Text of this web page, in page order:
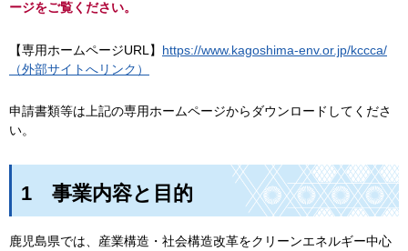
ージをご覧ください。
【専用ホームページURL】 https://www.kagoshima-env.or.jp/kccca/
（外部サイトへリンク）
申請書類等は上記の専用ホームページからダウンロードしてくださ
い。
1 事業内容と目的
鹿児島県では、産業構造・社会構造改革をクリーンエネルギー中心